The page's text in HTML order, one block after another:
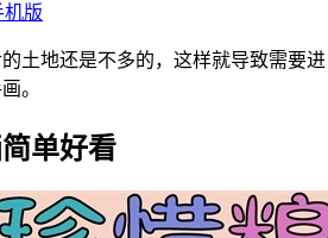
机版
地还是不多的，这样就导致需要
。
单好看